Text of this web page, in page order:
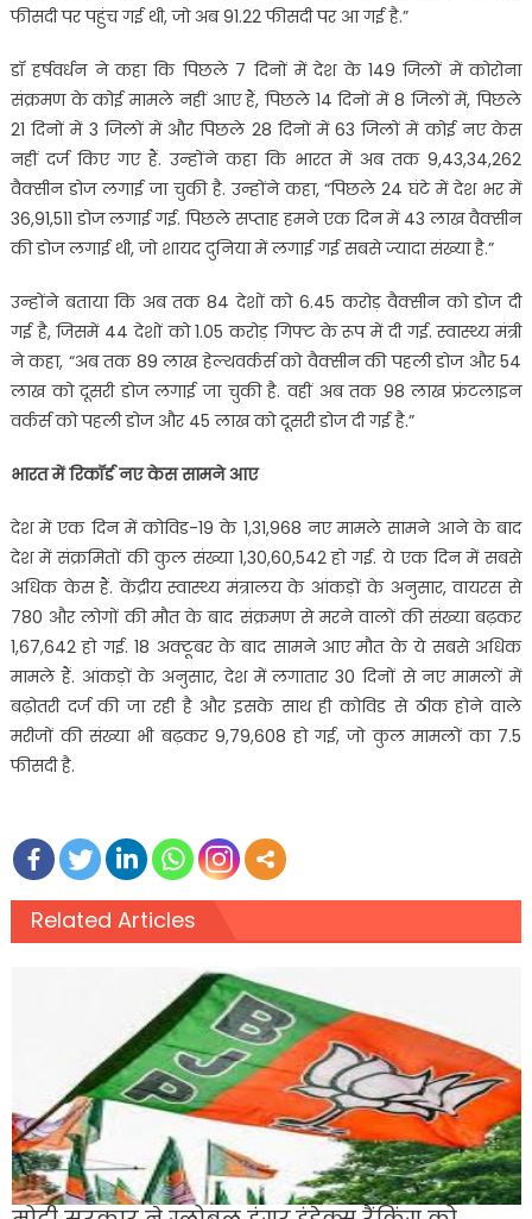
फीसदी पर पहुंच गई थी, जो अब 91.22 फीसदी पर आ गई है.”
डॉ हर्षवर्धन ने कहा कि पिछले 7 दिनों में देश के 149 जिलों में कोरोना
संक्रमण के कोई मामले नहीं आए हैं, पिछले 14 दिनों में 8 जिलों में, पिछले
21 दिनों में 3 जिलों में और पिछले 28 दिनों में 63 जिलों में कोई नए केस
नहीं दर्ज किए गए हैं. उन्होंने कहा कि भारत में अब तक 9,43,34,262
वैक्सीन डोज लगाई जा चुकी है. उन्होंने कहा, “पिछले 24 घंटे में देश भर में
36,91,511 डोज लगाई गई. पिछले सप्ताह हमने एक दिन में 43 लाख वैक्सीन
की डोज लगाई थी, जो शायद दुनिया में लगाई गई सबसे ज्यादा संख्या है.”
उन्होंने बताया कि अब तक 84 देशों को 6.45 करोड़ वैक्सीन को डोज दी
गई है, जिसमें 44 देशों को 1.05 करोड़ गिफ्ट के रूप में दी गई. स्वास्थ्य मंत्री
ने कहा, “अब तक 89 लाख हेल्थवर्कर्स को वैक्सीन की पहली डोज और 54
लाख को दूसरी डोज लगाई जा चुकी है. वहीं अब तक 98 लाख फ्रंटलाइन
वर्कर्स को पहली डोज और 45 लाख को दूसरी डोज दी गई है.”
भारत में रिकॉर्ड नए केस सामने आए
देश में एक दिन में कोविड-19 के 1,31,968 नए मामले सामने आने के बाद
देश में संक्रमितों की कुल संख्या 1,30,60,542 हो गई. ये एक दिन में सबसे
अधिक केस हैं. केंद्रीय स्वास्थ्य मंत्रालय के आंकड़ों के अनुसार, वायरस से
780 और लोगों की मौत के बाद संक्रमण से मरने वालों की संख्या बढ़कर
1,67,642 हो गई. 18 अक्टूबर के बाद सामने आए मौत के ये सबसे अधिक
मामले हैं. आंकड़ों के अनुसार, देश में लगातार 30 दिनों से नए मामलों में
बढ़ोतरी दर्ज की जा रही है और इसके साथ ही कोविड से ठीक होने वाले
मरीजों की संख्या भी बढ़कर 9,79,608 हो गई, जो कुल मामलों का 7.5
फीसदी है.
Related Articles